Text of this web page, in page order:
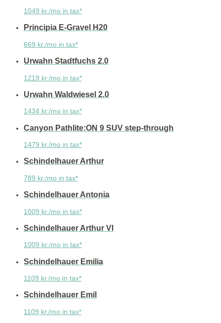
1049 kr./mo in tax*
Principia E-Gravel H20
669 kr./mo in tax*
Urwahn Stadtfuchs 2.0
1219 kr./mo in tax*
Urwahn Waldwiesel 2.0
1434 kr./mo in tax*
Canyon Pathlite:ON 9 SUV step-through
1479 kr./mo in tax*
Schindelhauer Arthur
789 kr./mo in tax*
Schindelhauer Antonia
1009 kr./mo in tax*
Schindelhauer Arthur VI
1009 kr./mo in tax*
Schindelhauer Emilia
1109 kr./mo in tax*
Schindelhauer Emil
1109 kr./mo in tax*